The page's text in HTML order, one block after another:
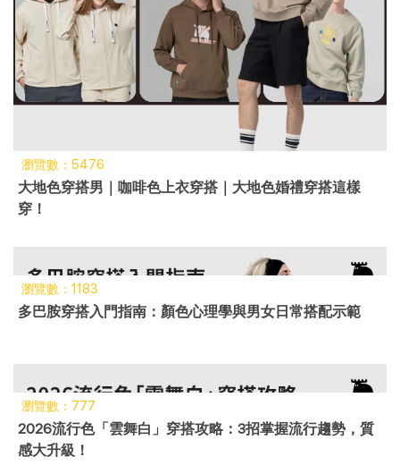
瀏覽數：5476
大地色穿搭男｜咖啡色上衣穿搭｜大地色婚禮穿搭這樣
穿！
瀏覽數：1183
多巴胺穿搭入門指南：顏色心理學與男女日常搭配示範
瀏覽數：777
2026流行色「雲舞白」穿搭攻略：3招掌握流行趨勢，質
感大升級！